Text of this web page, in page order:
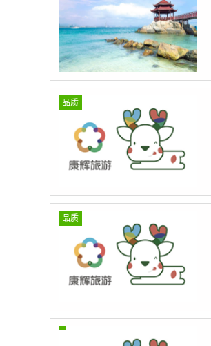
品质
品质